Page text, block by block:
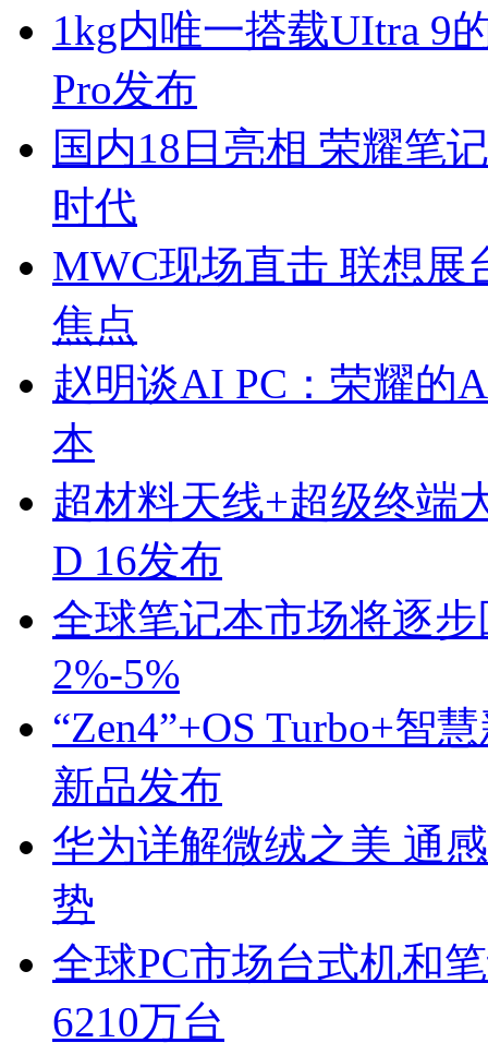
1kg内唯一搭载UItra 9
Pro发布
国内18日亮相 荣耀笔
时代
MWC现场直击 联想展
焦点
赵明谈AI PC：荣耀的
本
超材料天线+超级终端
D 16发布
全球笔记本市场将逐
2%-5%
“Zen4”+OS Turbo+智
新品发布
华为详解微绒之美 通
势
全球PC市场台式机和
6210万台